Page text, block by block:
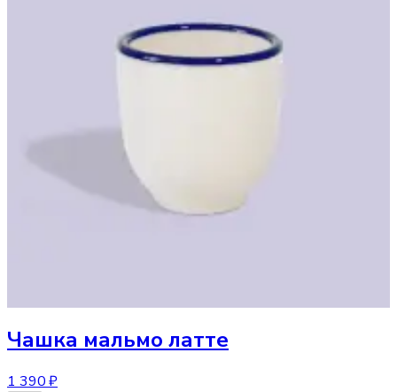
Чашка мальмо латте
1 390 ₽